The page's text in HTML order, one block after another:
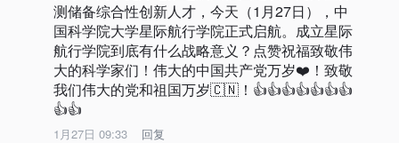
测储备综合性创新人才，今天（1月27日），中
国科学院大学星际航行学院正式启航。成立星际
航行学院到底有什么战略意义？点赞祝福致敬伟
大的科学家们！伟大的中国共产党万岁❤️！致敬
我们伟大的党和祖国万岁🇨🇳！👍👍👍👍👍👍👍
👍👍
1月27日 09:33 回复